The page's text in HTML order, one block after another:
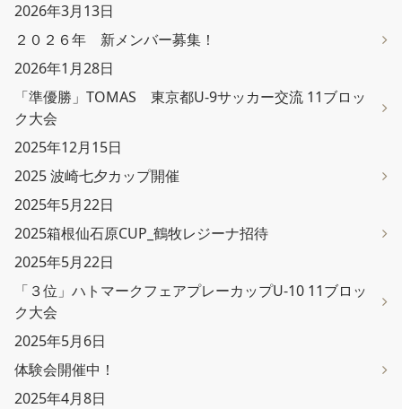
2026年3月13日
２０２６年 新メンバー募集！
2026年1月28日
「準優勝」TOMAS 東京都U-9サッカー交流 11ブロッ
ク大会
2025年12月15日
2025 波崎七夕カップ開催
2025年5月22日
2025箱根仙石原CUP_鶴牧レジーナ招待
2025年5月22日
「３位」ハトマークフェアプレーカップU-10 11ブロッ
ク大会
2025年5月6日
体験会開催中！
2025年4月8日